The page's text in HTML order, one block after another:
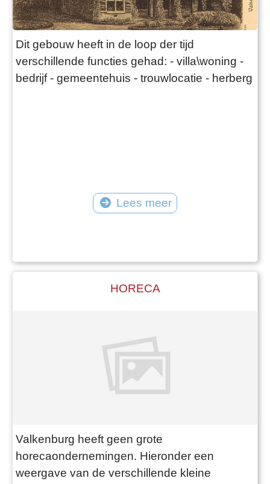
Dit gebouw heeft in de loop der tijd
verschillende functies gehad: - villa\woning -
bedrijf - gemeentehuis - trouwlocatie - herberg
Lees meer
HORECA
Valkenburg heeft geen grote
horecaondernemingen. Hieronder een
weergave van de verschillende kleine